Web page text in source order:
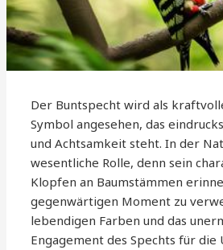
Der Buntspecht wird als
Symbol angesehen, das
und Achtsamkeit steht. In der
wesentliche Rolle, denn sein
Klopfen an Baumstämmen
gegenwärtigen Moment zu
lebendigen Farben und das
Engagement des Spechts für